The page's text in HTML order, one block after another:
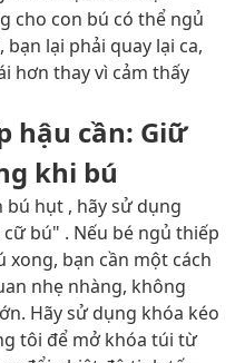
cho con bú có thể ngủ
lại phải quay lại ca,
hơn thay vì cảm thấy
hậu cần: Giữ
khi bú
hụt , hãy sử dụng
bú" . Nếu bé ngủ thiếp
bạn cần một cách
nhẹ nhàng, không
Hãy sử dụng khóa kéo
tôi để mở khóa túi từ